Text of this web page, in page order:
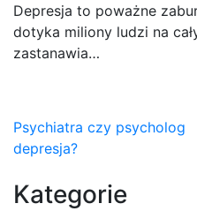
Depresja to poważne
dotyka miliony ludzi na
zastanawia…
Nawigacja
wpisu
Psychiatra czy psycholog
depresja?
Kategorie